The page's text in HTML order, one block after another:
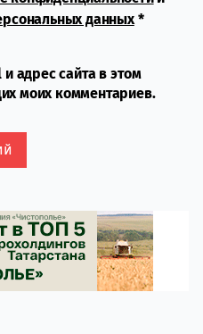
данных*
адрес сайта в этом
моих комментариев.